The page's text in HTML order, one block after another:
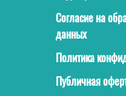
Согласие на
данных
Политика
Публичная